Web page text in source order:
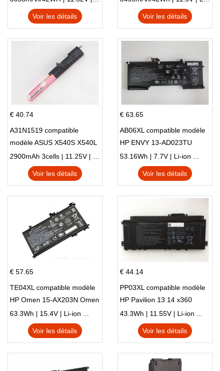
X705UN X705UD
Voir les détails Voir les détails
€ 40.74
A31N1519 compatible
modèle ASUS X540S X540L
X540LA-SI302 X540SA
X540S
2900mAh 3cells | 11.25V | Li-ion ...
Voir les détails
€ 63.65
AB06XL compatible modèle
HP ENVY 13-AD023TU
HSTNN-DB8C 921438-855
TPN-I128
53.16Wh | 7.7V | Li-ion ...
Voir les détails
€ 57.65
TE04XL compatible modèle
HP Omen 15-AX203N Omen
15 Series Pavilion 15 Series
63.3Wh | 15.4V | Li-ion ...
Voir les détails
€ 44.14
PP03XL compatible modèle
HP Pavilion 13 14 x360
L83388-AC1 L83388-421
HSTNN-LB8S M01118-421
M01144-005 13-BB 14-DV
43.3Wh | 11.55V | Li-ion ...
Voir les détails